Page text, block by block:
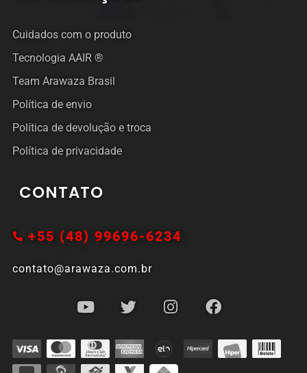
Cuidados com o produto
Tecnologia AAIR ®
Team Arawaza Brasil
Política de envio
Política de devolução e troca
Política de privacidade
CONTATO
+55 (48) 99696-6234
contato@arawaza.com.br